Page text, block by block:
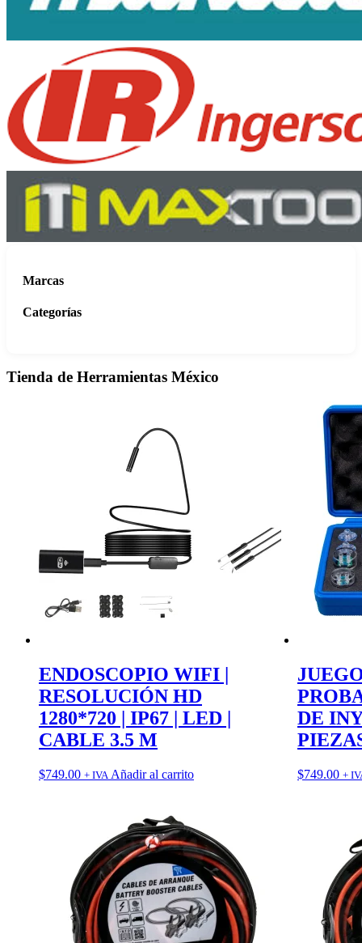
Marcas
Categorías
Tienda de Herramientas México
ENDOSCOPIO WIFI |
RESOLUCIÓN HD
1280*720 | IP67 | LED |
CABLE 3.5 M
$749.00 + IVA Añadir al carrito
DE
$749.00 +